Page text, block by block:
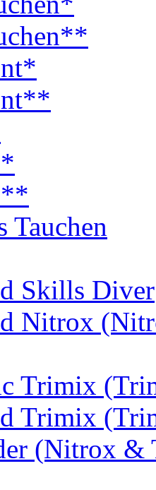
Tauchen
Skills Diver
Nitrox
Trimix
Trimix
(Nitrox